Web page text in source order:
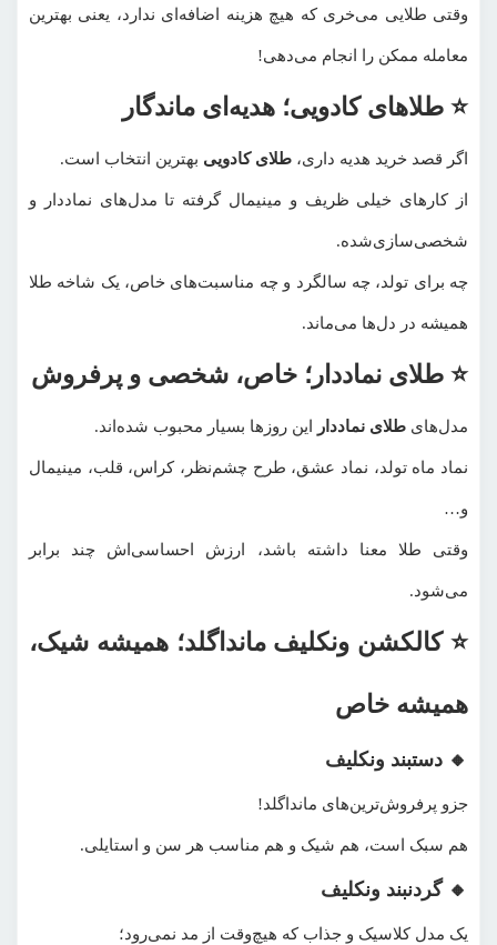
وقتی طلایی می‌خری که هیچ هزینه اضافه‌ای ندارد، یعنی بهترین
معامله ممکن را انجام می‌دهی!
⭐ طلاهای کادویی؛ هدیه‌ای ماندگار
اگر قصد خرید هدیه داری، طلای کادویی بهترین انتخاب است.
از کارهای خیلی ظریف و مینیمال گرفته تا مدل‌های نماددار و
شخصی‌سازی‌شده.
چه برای تولد، چه سالگرد و چه مناسبت‌های خاص، یک شاخه طلا
همیشه در دل‌ها می‌ماند.
⭐ طلای نماددار؛ خاص، شخصی و پرفروش
مدل‌های طلای نماددار این روزها بسیار محبوب شده‌اند.
نماد ماه تولد، نماد عشق، طرح چشم‌نظر، کراس، قلب، مینیمال
و…
وقتی طلا معنا داشته باشد، ارزش احساسی‌اش چند برابر
می‌شود.
⭐ کالکشن ونکلیف مانداگلد؛ همیشه شیک،
همیشه خاص
🔸 دستبند ونکلیف
جزو پرفروش‌ترین‌های مانداگلد!
هم سبک است، هم شیک و هم مناسب هر سن و استایلی.
🔸 گردنبند ونکلیف
یک مدل کلاسیک و جذاب که هیچ‌وقت از مد نمی‌رود؛